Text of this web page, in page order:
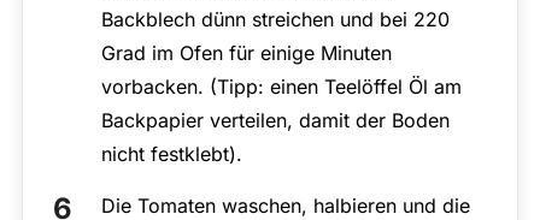
Backblech dünn streichen und bei 220
Grad im Ofen für einige Minuten
vorbacken. (Tipp: einen Teelöffel Öl am
Backpapier verteilen, damit der Boden
nicht festklebt).
Die Tomaten waschen, halbieren und die